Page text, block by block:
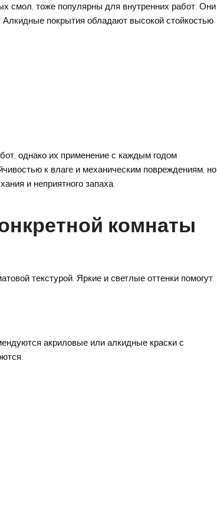
смол, тоже популярны для внутренних работ. Они
покрытия обладают высокой стойкостью
однако их применение с каждым годом
к влаге и механическим повреждениям, но
и неприятного запаха.
комнаты
текстурой. Яркие и светлые оттенки помогут
акриловые или алкидные краски с